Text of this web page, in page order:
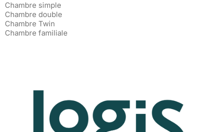
Chambre simple
Chambre double
Chambre Twin
Chambre familiale